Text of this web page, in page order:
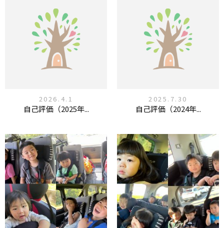
2026.4.1
自己評価（2025年...
2025.7.30
自己評価（2024年...